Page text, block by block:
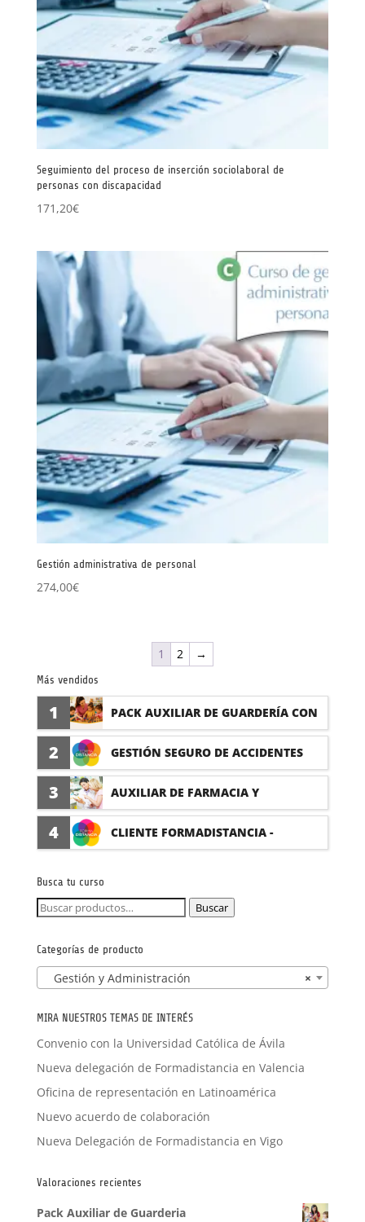
Seguimiento del proceso de inserción sociolaboral de
personas con discapacidad
171,20€
Gestión administrativa de personal
274,00€
1 2 →
Más vendidos
1 PACK AUXILIAR DE GUARDERÍA CON
PRÁCTICAS
2 GESTIÓN SEGURO DE ACCIDENTES
(PRÁCTICAS FORMATIVAS)
3 AUXILIAR DE FARMACIA Y
PARAFARMACIA CON PRÁCTICAS
4 CLIENTE FORMADISTANCIA -
Busca tu curso
Buscar
Buscar
Categorías de producto
×
Gestión y Administración
MIRA NUESTROS TEMAS DE INTERÉS
Convenio con la Universidad Católica de Ávila
Nueva delegación de Formadistancia en Valencia
Oficina de representación en Latinoamérica
Nuevo acuerdo de colaboración
Nueva Delegación de Formadistancia en Vigo
Valoraciones recientes
Pack Auxiliar de Guarderia